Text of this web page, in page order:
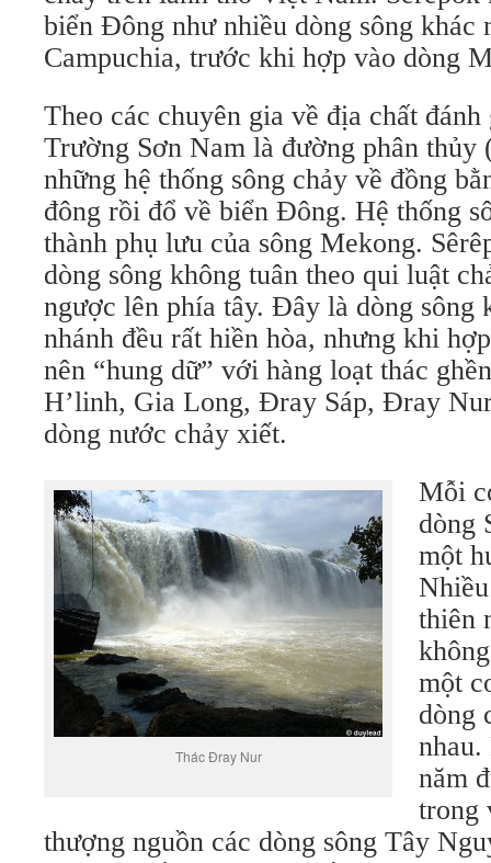
biển Đông như nhiều dòng sông khác
Campuchia, trước khi hợp vào dòng
Theo các chuyên gia về địa chất
Trường Sơn Nam là đường phân thủy
những hệ thống sông chảy về đồng
đông rồi đổ về biển Đông. Hệ thống
thành phụ lưu của sông Mekong.
dòng sông không tuân theo qui luật
ngược lên phía tây. Đây là dòng sông
nhánh đều rất hiền hòa, nhưng khi
nên “hung dữ” với hàng loạt thác
H’linh, Gia Long, Đray Sáp, Đray
dòng nước chảy xiết.
Thác Đray Nur
Mỗi
dòng
một
thiên
một
dòng
năm
trong
thượng nguồn các dòng sông Tây